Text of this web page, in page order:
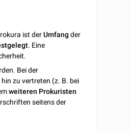
ist derUmfang der
. Eine
Bei der
zu vertreten (z. B. bei
weiteren Prokuristen
seitens der